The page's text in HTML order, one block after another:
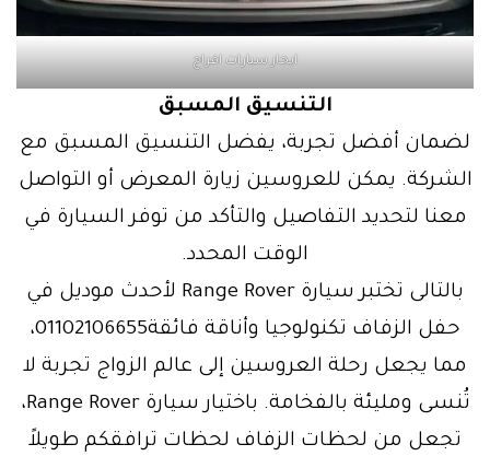
ايجار سيارات افراح
التنسيق المسبق
لضمان أفضل تجربة، يفضل التنسيق المسبق مع
الشركة. يمكن للعروسين زيارة المعرض أو التواصل
معنا لتحديد التفاصيل والتأكد من توفر السيارة في
الوقت المحدد.
بالتالى تختبر سيارة Range Rover لأحدث موديل في
حفل الزفاف تكنولوجيا وأناقة فائقة01102106655،
مما يجعل رحلة العروسين إلى عالم الزواج تجربة لا
تُنسى ومليئة بالفخامة. باختيار سيارة Range Rover،
تجعل من لحظات الزفاف لحظات ترافقكم طويلاً